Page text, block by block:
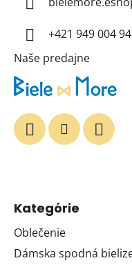
+421 949 004
Naše predajne
Kategórie
Oblečenie
Dámska spodná